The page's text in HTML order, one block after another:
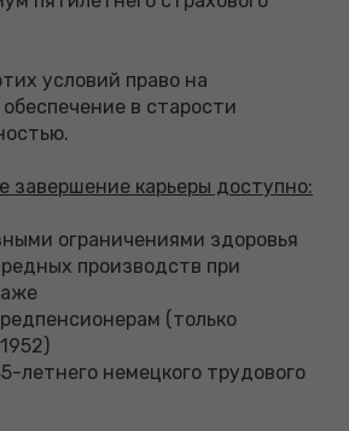
условий право на
в старости
завершение карьеры доступно:
ограничениями здоровья
производств при
(только
летнего немецкого трудового